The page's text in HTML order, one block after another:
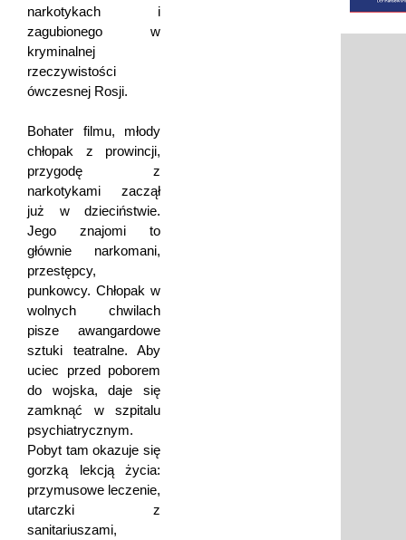
narkotykach i
zagubionego w
kryminalnej
rzeczywistości
ówczesnej Rosji.
Bohater filmu, młody
chłopak z prowincji,
przygodę z
narkotykami zaczął
już w dzieciństwie.
Jego znajomi to
głównie narkomani,
przestępcy,
punkowcy. Chłopak w
wolnych chwilach
pisze awangardowe
sztuki teatralne. Aby
uciec przed poborem
do wojska, daje się
zamknąć w szpitalu
psychiatrycznym.
Pobyt tam okazuje się
gorzką lekcją życia:
przymusowe leczenie,
utarczki z
sanitariuszami,